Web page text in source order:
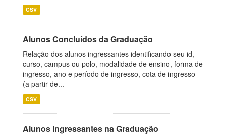
CSV
Alunos Concluídos da Graduação
Relação dos alunos ingressantes identificando seu id,
curso, campus ou polo, modalidade de ensino, forma de
ingresso, ano e período de ingresso, cota de ingresso
(a partir de...
CSV
Alunos Ingressantes na Graduação